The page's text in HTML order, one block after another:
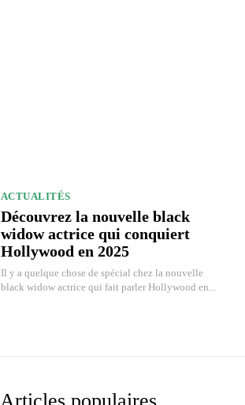
ACTUALITÉS
Découvrez la nouvelle black
widow actrice qui conquiert
Hollywood en 2025
Il y a quelque chose de spécial chez la nouvelle
black widow actrice qui fait parler Hollywood en...
Articles populaires